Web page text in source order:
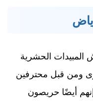
الحشرية
ومن قبل محترفين
أيضًا حريصون